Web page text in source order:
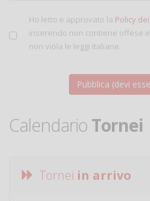
Ho letto e approvato la Policy
inserendo non contiene offese
non viola le leggi italiane.
Calendario Tornei
Tornei in arrivo